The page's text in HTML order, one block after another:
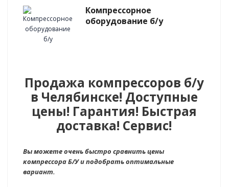
Компрессорное
оборудование б/у
Продажа компрессоров б/у
в Челябинске! Доступные
цены! Гарантия! Быстрая
доставка! Сервис!
Вы можете очень быстро сравнить цены
компрессора Б/У и подобрать оптимальные
вариант.